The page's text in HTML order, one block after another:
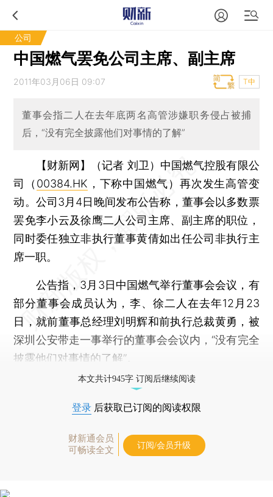
公司
中国燃气罢免公司主席、副主席
2011年03月06日 09:07 T中
董事会指二人在去年底两名高管涉嫌职务侵占被捕
后，“没有完全披露他们对事情的了解”
【财新网】（记者 刘卫） 中国燃气控股有限公
司（ 00384.HK ，下称中国燃气）再次发生高管变
动。公司3月4日晚间发布公告称，董事会以多数票
罢免李小云及徐鹰二人公司主席、副主席的职位，
同时委任独立非执行董事黄倩如出任公司非执行主
席一职。
公告指，3月3日中国燃气举行董事会会议，有
部分董事会成员认为，李、徐二人在去年12月23
日，就前董事总经理刘明辉和前执行总裁黄勇，被
深圳公安带走一事举行的董事会会议内，“没有完全
披露他们对事情的了解”。
本文共计945字 订阅后继续阅读
登录 后获取已订阅的阅读权限
财新通会员
可畅读全文
订阅/会员升级